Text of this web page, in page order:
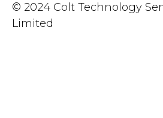
© 2024 Colt Technology
Limited